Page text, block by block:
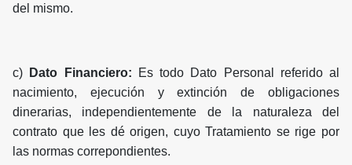
del mismo.
c) Dato Financiero:
Es todo Dato Personal referido al
nacimiento, ejecución y extinción de obligaciones
dinerarias, independientemente de la naturaleza del
contrato que les dé origen, cuyo Tratamiento se rige por
las normas correpondientes.